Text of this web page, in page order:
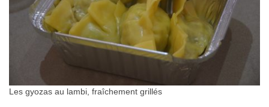
Les gyozas au lambi, fraîchement grillés